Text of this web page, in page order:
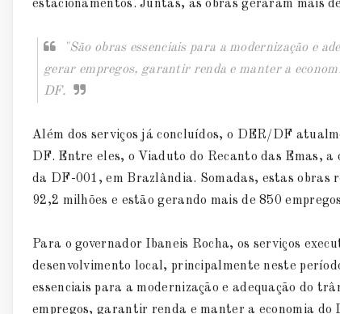
estacionamentos. Juntas, as obras geraram mais
"São obras essenciais para a modernização e
gerar empregos, garantir renda e manter a
DF.
Além dos serviços já concluídos, o DER/DF
DF. Entre eles, o Viaduto do Recanto das Emas, a
da DF-001, em Brazlândia. Somadas, estas obras
92,2 milhões e estão gerando mais de 850
Para o governador Ibaneis Rocha, os serviços
desenvolvimento local, principalmente neste
essenciais para a modernização e adequação do
empregos, garantir renda e manter a economia do